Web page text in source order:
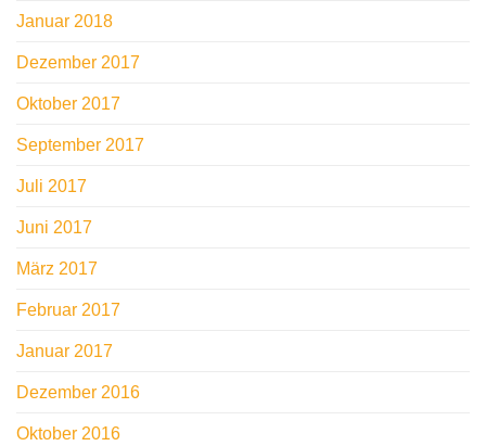
Januar 2018
Dezember 2017
Oktober 2017
September 2017
Juli 2017
Juni 2017
März 2017
Februar 2017
Januar 2017
Dezember 2016
Oktober 2016